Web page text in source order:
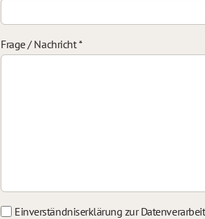
Frage / Nachricht*
Einverständniserklärung zur